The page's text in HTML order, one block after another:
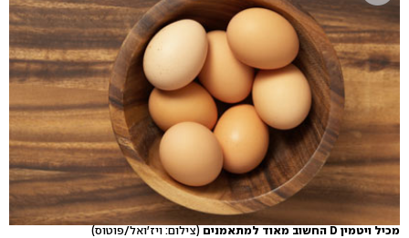
מכיל ויטמין D החשוב מאוד למתאמנים (צילום: ויז'ואל/פוטוס)